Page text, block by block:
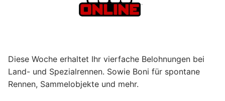
Diese Woche erhaltet Ihr vierfache Belohnungen bei
Land- und Spezialrennen. Sowie Boni für spontane
Rennen, Sammelobjekte und mehr.